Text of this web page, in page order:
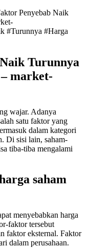
Penyebab Naik
#Turunnya #Harga
Turunnya
market-
wajar. Adanya
satu faktor yang
dalam kategori
Di sisi lain, saham-
tiba-tiba mengalami
saham
menyebabkan harga
faktor tersebut
faktor eksternal. Faktor
dalam perusahaan.